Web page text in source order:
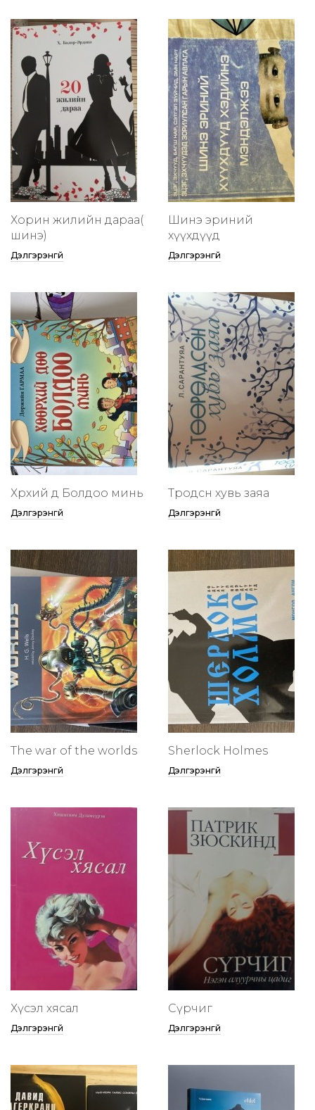
Хорин жилийн дараа(
шинэ)
Дэлгэрэнгүй
Шинэ эриний
хүүхдүүд
Дэлгэрэнгүй
Хөөрхий дөө Болдоо минь
Дэлгэрэнгүй
Төөрөодсөн хувь заяа
Дэлгэрэнгүй
The war of the worlds
Дэлгэрэнгүй
Sherlock Holmes
Дэлгэрэнгүй
Хүсэл хясал
Дэлгэрэнгүй
Сүрчиг
Дэлгэрэнгүй